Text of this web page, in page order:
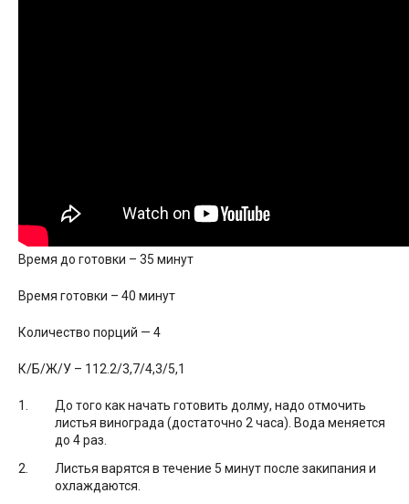
Время до готовки – 35 минут
Время готовки – 40 минут
Количество порций — 4
К/Б/Ж/У – 112.2/3,7/4,3/5,1
До того как начать готовить долму, надо отмочить
листья винограда (достаточно 2 часа). Вода меняется
до 4 раз.
Листья варятся в течение 5 минут после закипания и
охлаждаются.